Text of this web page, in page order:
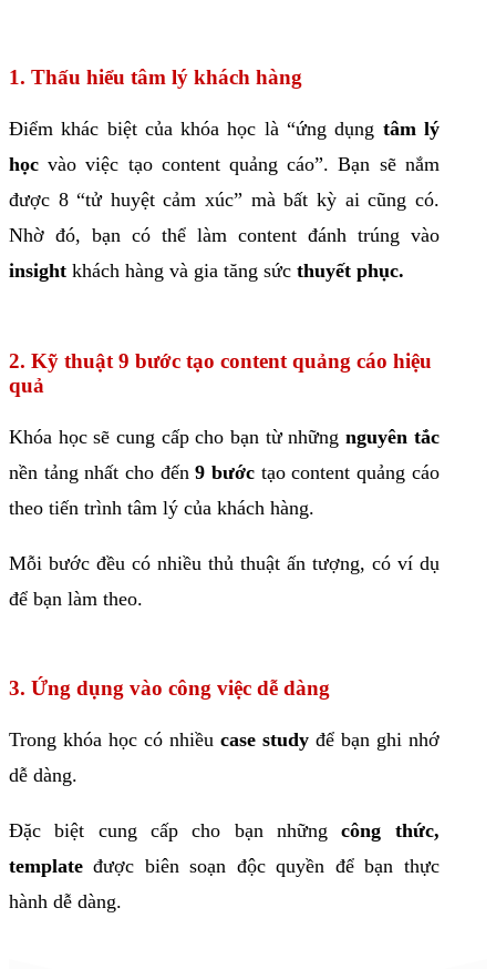
1. Thấu hiểu tâm lý khách hàng
Điểm khác biệt của khóa học là “ứng dụng tâm lý
học vào việc tạo content quảng cáo”. Bạn sẽ nắm
được 8 “tử huyệt cảm xúc” mà bất kỳ ai cũng có.
Nhờ đó, bạn có thể làm content đánh trúng vào
insight khách hàng và gia tăng sức thuyết phục.
2. Kỹ thuật 9 bước tạo content quảng cáo hiệu
quả
Khóa học sẽ cung cấp cho bạn từ nhữngnguyên tắc
nền tảng nhất cho đến9 bước tạo content quảng cáo
theo tiến trình tâm lý của khách hàng.
Mỗi bước đều có nhiều thủ thuật ấn tượng, có ví dụ
để bạn làm theo.
3. Ứng dụng vào công việc dễ dàng
Trong khóa học có nhiều case studyđể bạn ghi nhớ
dễ dàng.
Đặc biệt cung cấp cho bạn nhữngcông thức,
template được biên soạn độc quyền để bạn thực
hành dễ dàng.